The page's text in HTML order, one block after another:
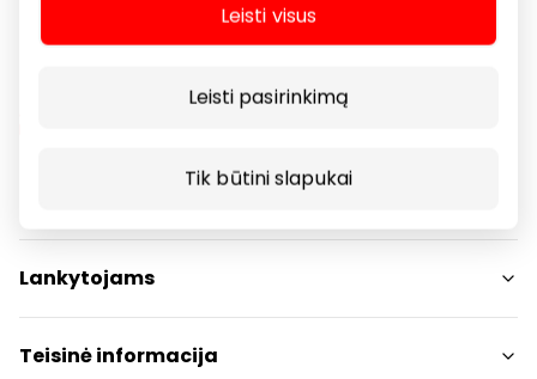
Leisti visus
Leisti pasirinkimą
Tik būtini slapukai
Parduotuvės
Paslaugos
Restoranai ir kavinės
Lankytojams
PC planas
Draugiški gyvūnams
Teisinė informacija